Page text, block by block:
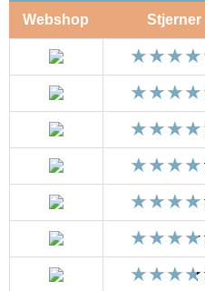
Webshop Stjerner